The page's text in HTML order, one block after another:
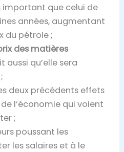
que celui de
années, augmentant
du pétrole ;
des matières
aussi qu’elle sera
deux précédents effets
l’économie qui voient
;
poussant les
les salaires et à le